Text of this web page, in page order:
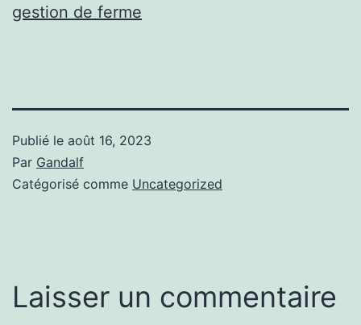
gestion de ferme
Publié le août 16, 2023
Par Gandalf
Catégorisé comme Uncategorized
Laisser un commentaire